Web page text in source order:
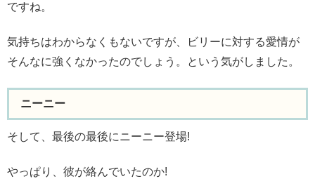
ですね。
気持ちはわからなくもないですが、ビリーに対する愛情が
そんなに強くなかったのでしょう。という気がしました。
ニーニー
そして、最後の最後にニーニー登場!
やっぱり、彼が絡んでいたのか!